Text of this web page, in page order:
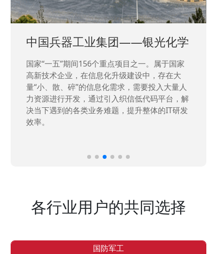
中国兵器工业集团——银光化学
国家“一五”期间156个重点项目之一。属于国家
高新技术企业，在信息化升级建设中，存在大
量“小、散、碎”的信息化需求，需要投入大量人
力资源进行开发，通过引入织信低代码平台，解
决当下遇到的各类业务难题，提升整体的IT研发
效率。
各行业用户的共同选择
国防军工